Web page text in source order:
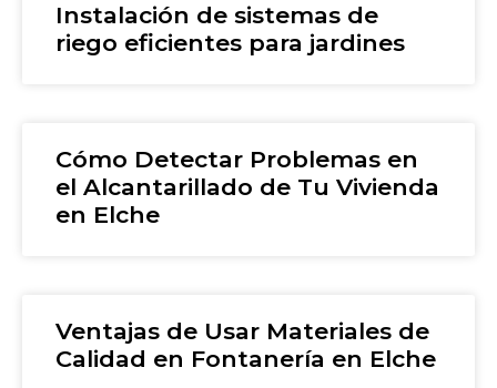
Instalación de sistemas de
riego eficientes para jardines
Cómo Detectar Problemas en
el Alcantarillado de Tu Vivienda
en Elche
Ventajas de Usar Materiales de
Calidad en Fontanería en Elche